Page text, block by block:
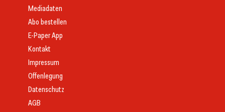
Mediadaten
Abo bestellen
E-Paper App
Kontakt
Impressum
Offenlegung
Datenschutz
AGB